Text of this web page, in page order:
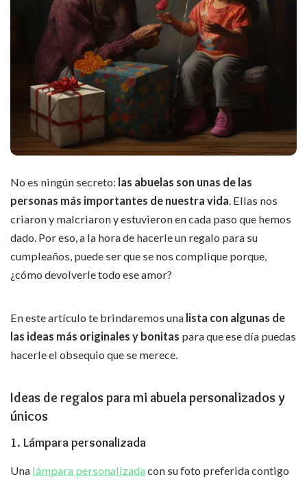
No es ningún secreto: las abuelas son unas de las
personas más importantes de nuestra vida . Ellas nos
criaron y malcriaron y estuvieron en cada paso que hemos
dado. Por eso, a la hora de hacerle un regalo para su
cumpleaños, puede ser que se nos complique porque,
¿cómo devolverle todo ese amor?
En este artículo te brindaremos una lista con algunas de
las ideas más originales y bonitas para que ese día puedas
hacerle el obsequio que se merece.
Ideas de regalos para mi abuela personalizados y
únicos
1. Lámpara personalizada
Una lámpara personalizada con su foto preferida contigo